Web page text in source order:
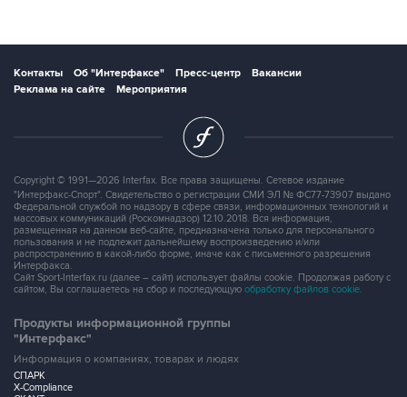
Контакты Об "Интерфаксе" Пресс-центр
Вакансии
Реклама на сайте
Мероприятия
Copyright © 1991—2026 Interfax. Все права защищены. Сетевое издание
"Интерфакс-Спорт". Свидетельство о регистрации СМИ ЭЛ № ФС77-73907 выдано
Федеральной службой по надзору в сфере связи, информационных технологий и
массовых коммуникаций (Роскомнадзор) 12.10.2018. Вся информация,
размещенная на данном веб-сайте, предназначена только для персонального
пользования и не подлежит дальнейшему воспроизведению и/или
распространению в какой-либо форме, иначе как с письменного разрешения
Интерфакса.
Сайт Sport-Interfax.ru (далее – сайт) использует файлы cookie. Продолжая работу с
сайтом, Вы соглашаетесь на сбор и последующую обработку файлов cookie.
Продукты информационной группы
"Интерфакс"
Информация о компаниях, товарах и людях
СПАРК
X-Compliance